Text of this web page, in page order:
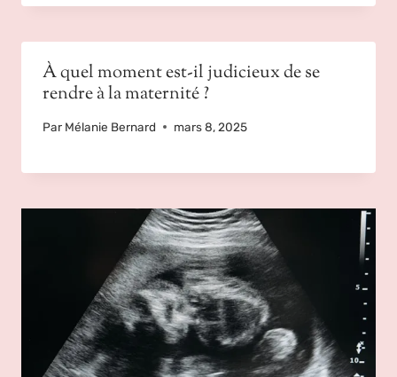
À quel moment est-il judicieux de se
rendre à la maternité ?
Par Mélanie Bernard mars 8, 2025